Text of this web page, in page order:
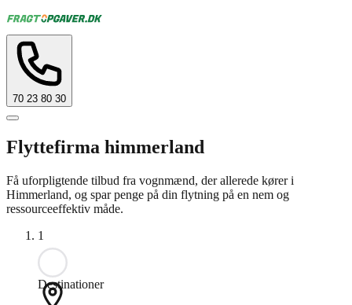
70 23 80 30
Flyttefirma himmerland
Få uforpligtende tilbud fra vognmænd, der allerede kører i
Himmerland, og spar penge på din flytning på en nem og
ressourceeffektiv måde.
1
Destinationer